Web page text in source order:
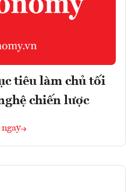
tiêu làm chủ tối
chiến lược